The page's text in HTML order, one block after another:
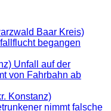
Baar Kreis)
begangen
Unfall auf der
von Fahrbahn ab
Konstanz)
nimmt falsche